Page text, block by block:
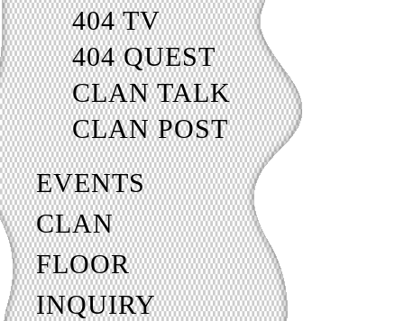
404 TV
404 QUEST
CLAN TALK
CLAN POST
EVENTS
CLAN
FLOOR
INQUIRY